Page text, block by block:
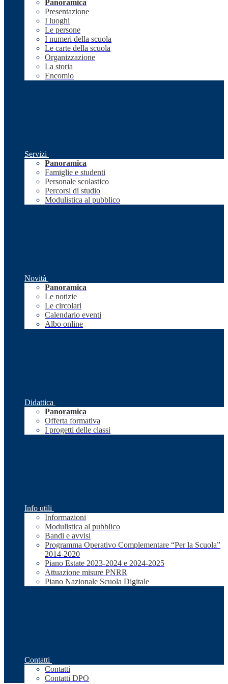
Panoramica
Presentazione
I luoghi
Le persone
I numeri della scuola
Le carte della scuola
Organizzazione
La storia
Encomio
Servizi
Panoramica
Famiglie e studenti
Personale scolastico
Percorsi di studio
Modulistica al pubblico
Novità
Panoramica
Le notizie
Le circolari
Calendario eventi
Albo online
Didattica
Panoramica
Offerta formativa
I progetti delle classi
Info utili
Informazioni
Modulistica al pubblico
Bandi e avvisi
Programma Operativo Complementare “Per la Scuola”
2014-2020
Piano Estate 2023-2024 e 2024-2025
Attuazione misure PNRR
Piano Nazionale Scuola Digitale
Contatti
Contatti
Contatti DPO